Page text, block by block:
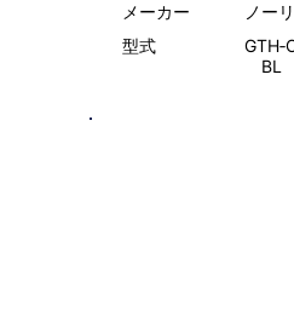
BL
型式
ノー
メーカー